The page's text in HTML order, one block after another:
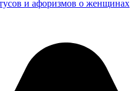
и афоризмов о женщинах